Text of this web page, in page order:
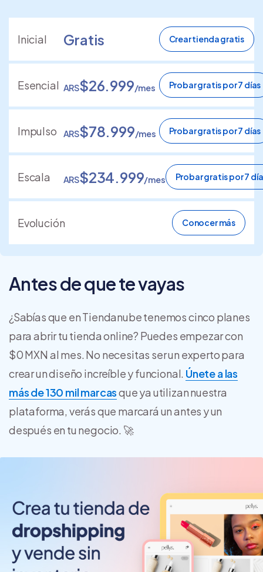
Inicial Gratis Crear tienda gratis
Esencial ARS$26.999/mes Probar gratis por 7 días
Impulso ARS$78.999/mes Probar gratis por 7 días
Escala ARS$234.999/mes Probar gratis por 7
Evolución Conocer más
Antes de que te vayas
¿Sabías que en Tiendanube tenemos cinco planes
para abrir tu tienda online? Puedes empezar con
$0 MXN al mes. No necesitas ser un experto para
crear un diseño increíble y funcional. Únete a las
más de 130 mil marcasque ya utilizan nuestra
plataforma, verás que marcará un antes y un
después en tu negocio. 🚀